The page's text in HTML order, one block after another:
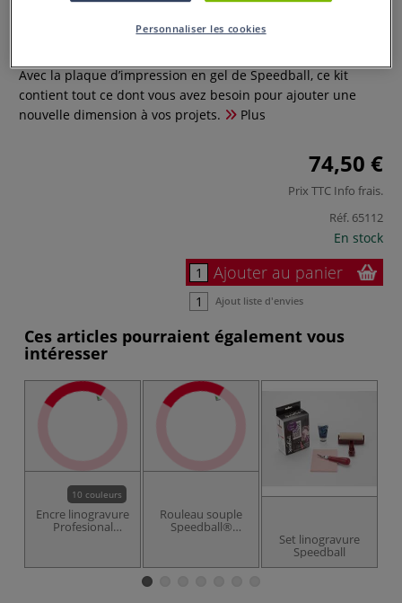
Avec la plaque d’impression en gel de Speedball, ce kit
contient tout ce dont vous avez besoin pour ajouter une
nouvelle dimension à vos projets.
Plus
74,50 €
Prix TTC Info frais.
Réf. 65112
En stock
Ajouter au panier
Ajout liste d'envies
Ces articles pourraient également vous
intéresser
10 couleurs
Encre linogravure
Profesional
Rouleau souple
Speedball®
Set linogravure
Speedball
Personnaliser les cookies